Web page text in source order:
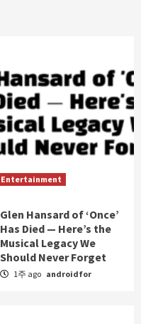
Entertainment
Glen Hansard of ‘Once’
Has Died — Here’s the
Musical Legacy We
Should Never Forget
1주 ago androidfor